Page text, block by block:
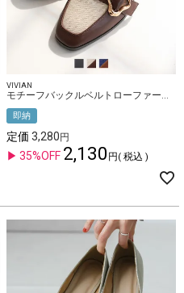
VIVIAN
モチーフバックルベルトローファースリッパ
即納
定価 3,280
35%OFF 2,130 税込